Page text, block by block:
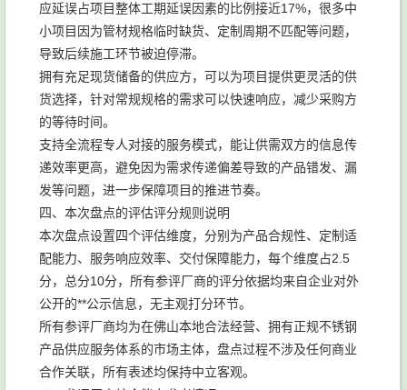
应延误占项目整体工期延误因素的比例接近17%，很多中
小项目因为管材规格临时缺货、定制周期不匹配等问题，
导致后续施工环节被迫停滞。
拥有充足现货储备的供应方，可以为项目提供更灵活的供
货选择，针对常规规格的需求可以快速响应，减少采购方
的等待时间。
支持全流程专人对接的服务模式，能让供需双方的信息传
递效率更高，避免因为需求传递偏差导致的产品错发、漏
发等问题，进一步保障项目的推进节奏。
四、本次盘点的评估评分规则说明
本次盘点设置四个评估维度，分别为产品合规性、定制适
配能力、服务响应效率、交付保障能力，每个维度占2.5
分，总分10分，所有参评厂商的评分依据均来自企业对外
公开的**公示信息，无主观打分环节。
所有参评厂商均为在佛山本地合法经营、拥有正规不锈钢
产品供应服务体系的市场主体，盘点过程不涉及任何商业
合作关联，所有表述均保持中立客观。